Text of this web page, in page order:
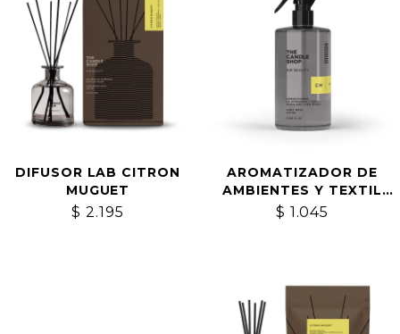
DIFUSOR LAB CITRON
MUGUET
$ 2.195
AROMATIZADOR DE
AMBIENTES Y TEXTIL
CITRON MUGUET
$ 1.045